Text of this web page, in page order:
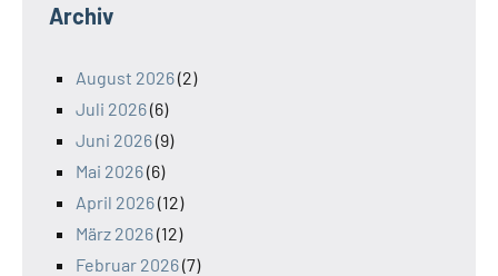
Archiv
August 2026(2)
Juli 2026(6)
Juni 2026(9)
Mai 2026(6)
April 2026(12)
März 2026(12)
Februar 2026(7)